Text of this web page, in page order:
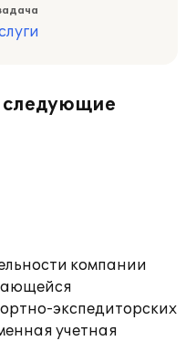
компании
экспедиторских
учетная